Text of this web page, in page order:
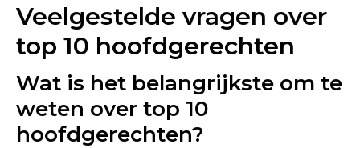
Veelgestelde vragen over
top 10 hoofdgerechten
Wat is het belangrijkste om te
weten over top 10
hoofdgerechten?